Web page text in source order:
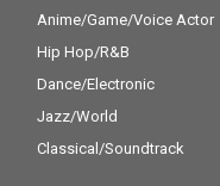
Anime/Game/Voice Actor
Hip Hop/R&B
Dance/Electronic
Jazz/World
Classical/Soundtrack